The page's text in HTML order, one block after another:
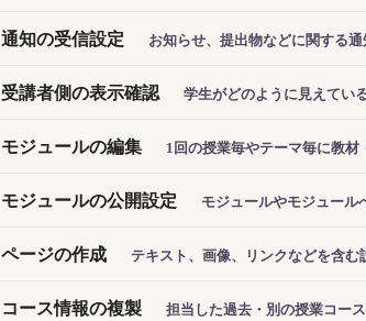
通知の受信設定 お知らせ、提出物などに関する
受講者側の表示確認 学生がどのように見えてい
モジュールの編集 1回の授業毎やテーマ毎に教
モジュールの公開設定 モジュールやモジュール
ページの作成 テキスト、画像、リンクなどを含む
コース情報の複製 担当した過去・別の授業コー